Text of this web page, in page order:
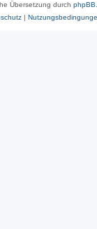
Übersetzung durch
|